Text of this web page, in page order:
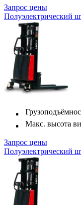
Запрос цены
Полуэлектрический
Макс. высота
Запрос цены
Полуэлектрический